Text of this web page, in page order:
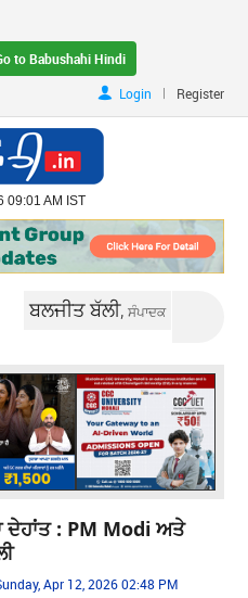
to Babushahi Hindi
Login
| Register
09:01 AM IST
ਬਲਜੀਤ ਬੱਲੀ,ਸੰਪਾਦਕ
ਦੇਹਾਂਤ : PM Modi ਅਤੇ
Apr 12, 2026 02:48 PM